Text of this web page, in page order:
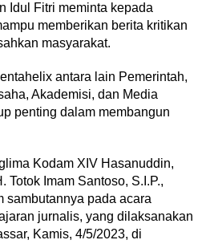
Idul Fitri meminta kepada
memberikan berita kritikan
masyarakat.
antara lain Pemerintah,
Akademisi, dan Media
penting dalam membangun
Kodam XIV Hasanuddin,
Totok Imam Santoso, S.I.P.,
sambutannya pada acara
jurnalis, yang dilaksanakan
Kamis, 4/5/2023, di